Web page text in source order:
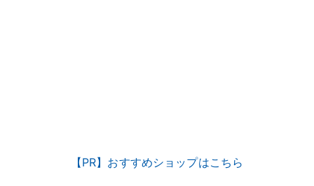
【PR】おすすめショップはこちら